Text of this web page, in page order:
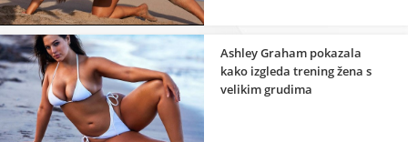
Ashley Graham pokazala
kako izgleda trening žena s
velikim grudima